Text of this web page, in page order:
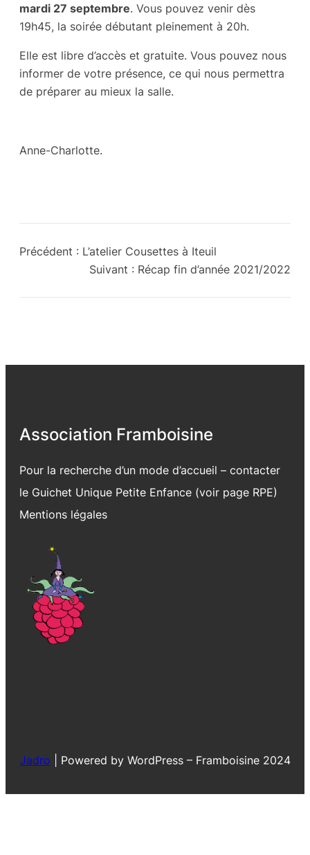
mardi 27 septembre. Vous pouvez venir dès
19h45, la soirée débutant pleinement à 20h.
Elle est libre d’accès et gratuite. Vous pouvez nous
informer de votre présence, ce qui nous permettra
de préparer au mieux la salle.
Anne-Charlotte.
Précédent : L’atelier Cousettes à Iteuil
Suivant : Récap fin d’année 2021/2022
Association Framboisine
Pour la recherche d’un mode d’accueil – contacter
le Guichet Unique Petite Enfance (voir page RPE)
Mentions légales
Jadro Powered by WordPress – Framboisine 2024